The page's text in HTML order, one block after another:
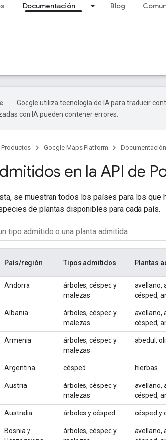
Documentación Blog
Google utiliza tecnología de IA para traducir
con IA pueden contener errores.
Productos Google Maps Platform Documentación
en la API de
se muestran todos los países para los
de plantas disponibles para cada país.
País/región Tipos admitidos Plantas
Andorra
árboles, césped y
malezas
avellano,
césped,
Albania
árboles, césped y
malezas
avellano,
césped,
Armenia
árboles, césped y
malezas
abedul,
Argentina césped hierbas
Austria
árboles, césped y
malezas
avellano,
césped,
Australia árboles y césped césped y
Bosnia y
árboles, césped y
avellano,